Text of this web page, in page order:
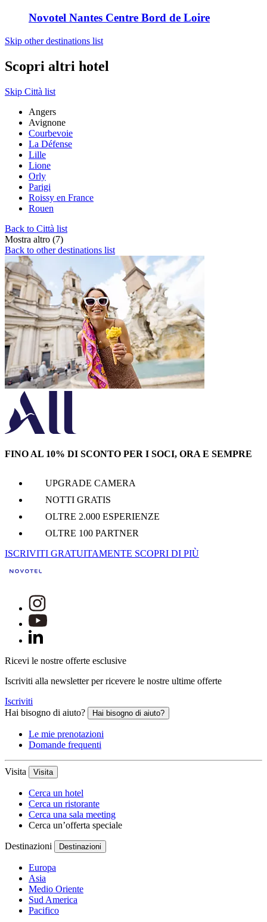
Novotel Nantes Centre Bord de Loire
Skip other destinations list
Scopri altri hotel
Skip Città list
Angers
Avignone
Courbevoie
La Défense
Lille
Lione
Orly
Parigi
Roissy en France
Rouen
Back to Città list
Mostra altro (7)
Back to other destinations list
FINO AL 10% DI SCONTO PER I SOCI, ORA E SEMPRE
UPGRADE CAMERA
NOTTI GRATIS
OLTRE 2.000 ESPERIENZE
OLTRE 100 PARTNER
ISCRIVITI GRATUITAMENTE SCOPRI DI PIÙ
Ricevi le nostre offerte esclusive
Iscriviti alla newsletter per ricevere le nostre ultime offerte
Iscriviti
Hai bisogno di aiuto?
Hai bisogno di aiuto?
Le mie prenotazioni
Domande frequenti
Visita Visita
Cerca un hotel
Cerca un ristorante
Cerca una sala meeting
Cerca un’offerta speciale
Destinazioni Destinazioni
Europa
Asia
Medio Oriente
Sud America
Pacifico